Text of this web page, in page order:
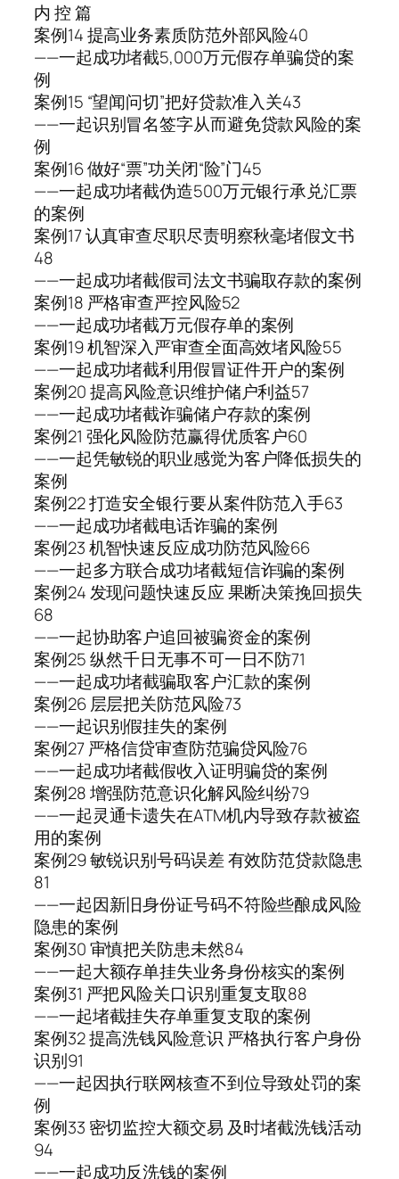
内 控 篇
案例14 提高业务素质防范外部风险40
——一起成功堵截5,000万元假存单骗贷的案
例
案例15 “望闻问切”把好贷款准入关43
——一起识别冒名签字从而避免贷款风险的案
例
案例16 做好“票”功关闭“险”门45
——一起成功堵截伪造500万元银行承兑汇票
的案例
案例17 认真审查尽职尽责明察秋毫堵假文书
48
——一起成功堵截假司法文书骗取存款的案例
案例18 严格审查严控风险52
——一起成功堵截万元假存单的案例
案例19 机智深入严审查全面高效堵风险55
——一起成功堵截利用假冒证件开户的案例
案例20 提高风险意识维护储户利益57
——一起成功堵截诈骗储户存款的案例
案例21 强化风险防范赢得优质客户60
——一起凭敏锐的职业感觉为客户降低损失的
案例
案例22 打造安全银行要从案件防范入手63
——一起成功堵截电话诈骗的案例
案例23 机智快速反应成功防范风险66
——一起多方联合成功堵截短信诈骗的案例
案例24 发现问题快速反应 果断决策挽回损失
68
——一起协助客户追回被骗资金的案例
案例25 纵然千日无事不可一日不防71
——一起成功堵截骗取客户汇款的案例
案例26 层层把关防范风险73
——一起识别假挂失的案例
案例27 严格信贷审查防范骗贷风险76
——一起成功堵截假收入证明骗贷的案例
案例28 增强防范意识化解风险纠纷79
——一起灵通卡遗失在ATM机内导致存款被盗
用的案例
案例29 敏锐识别号码误差 有效防范贷款隐患
81
——一起因新旧身份证号码不符险些酿成风险
隐患的案例
案例30 审慎把关防患未然84
——一起大额存单挂失业务身份核实的案例
案例31 严把风险关口识别重复支取88
——一起堵截挂失存单重复支取的案例
案例32 提高洗钱风险意识 严格执行客户身份
识别91
——一起因执行联网核查不到位导致处罚的案
例
案例33 密切监控大额交易 及时堵截洗钱活动
94
——一起成功反洗钱的案例